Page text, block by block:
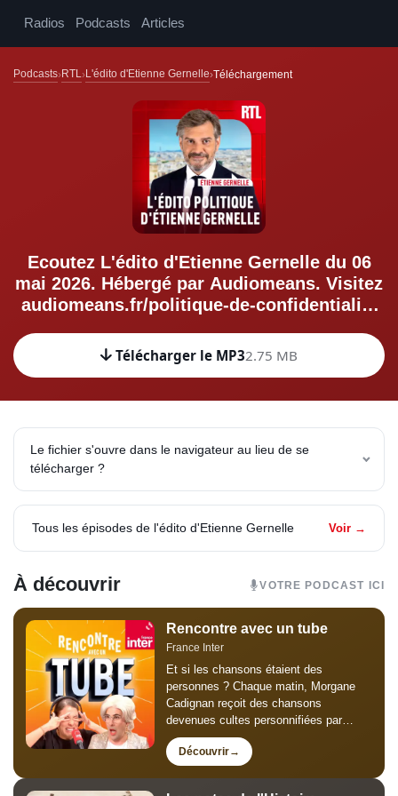
Radios Podcasts Articles
Podcasts RTL L'édito d'Etienne Gernelle Téléchargement
Ecoutez L'édito d'Etienne Gernelle du 06
mai 2026. Hébergé par Audiomeans. Visitez
audiomeans.fr/politique-de-confidentialite
Télécharger le MP32.75 MB
Le fichier s'ouvre dans le navigateur au lieu de se
télécharger ?
Tous les épisodes de l'édito d'Etienne Gernelle Voir →
À découvrir VOTRE PODCAST ICI
Rencontre avec un tube
France Inter
Et si les chansons étaient des
personnes ? Chaque matin, Morgane
Cadignan reçoit des chansons
devenues cultes personnifiées par
Thomas Poitevin pour un faux grand
entretien de trois minutes : humour,
Découvrir